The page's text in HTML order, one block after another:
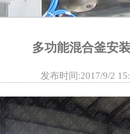
多功能混合釜安
发布时间:2017/9/2